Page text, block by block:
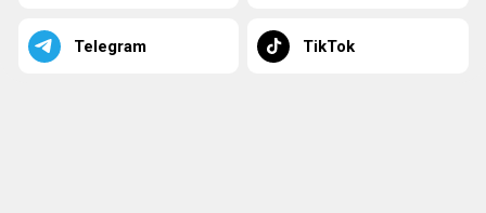
Telegram TikTok